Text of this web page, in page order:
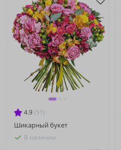
4.9 (51)
Шикарный букет
В наличии